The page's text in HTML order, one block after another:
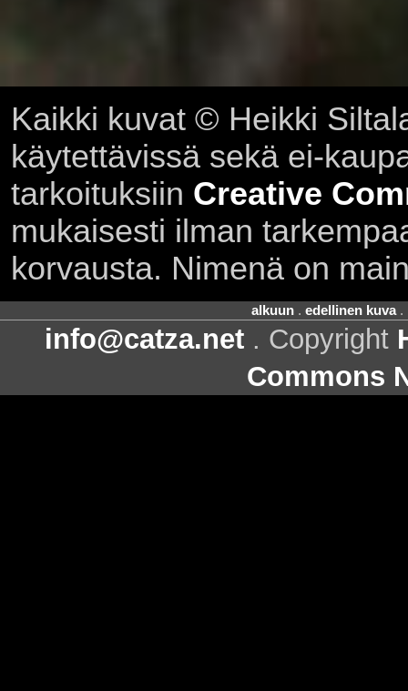
Kaikki kuvat © Heikki
käytettävissä sekä ei-
tarkoituksiin Creative
mukaisesti ilman
korvausta. Nimenä on
alkuun. edellinen kuva.
info@catza.net . Copyright
Commons